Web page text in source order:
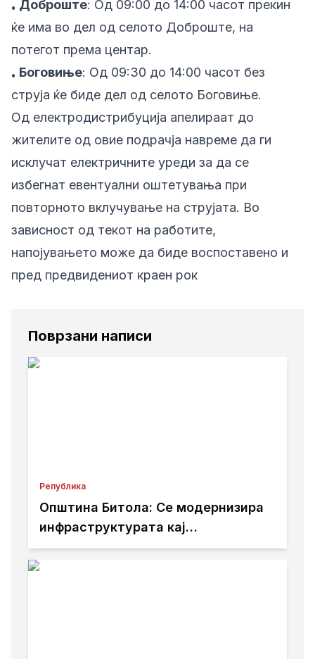
• Доброште: Од 09:00 до 14:00 часот прекин
ќе има во дел од селото Доброште, на
потегот према центар.
• Боговиње: Од 09:30 до 14:00 часот без
струја ќе биде дел од селото Боговиње.
Од електродистрибуција апелираат до
жителите од овие подрачја навреме да ги
исклучат електричните уреди за да се
избегнат евентуални оштетувања при
повторното вклучување на струјата. Во
зависност од текот на работите,
напојувањето може да биде воспоставено и
пред предвидениот краен рок
Поврзани написи
Република
Општина Битола: Се модернизира
инфраструктурата кај
Здравствениот дом